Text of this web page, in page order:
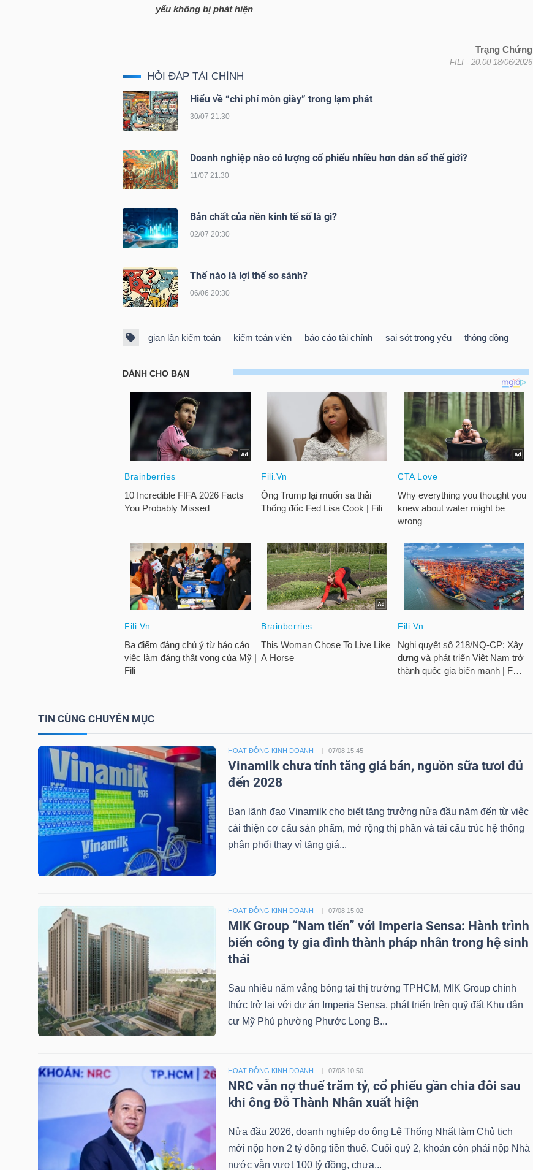
yếu không bị phát hiện
Trạng Chứng
FILI - 20:00 18/06/2026
HỎI ĐÁP TÀI CHÍNH
Hiểu về “chi phí mòn giày” trong lạm phát
30/07 21:30
Doanh nghiệp nào có lượng cổ phiếu nhiều hơn dân số thế giới?
11/07 21:30
Bản chất của nền kinh tế số là gì?
02/07 20:30
Thế nào là lợi thế so sánh?
06/06 20:30
gian lận kiểm toán kiểm toán viên báo cáo tài chính sai sót trọng yếu thông đồng
TIN CÙNG CHUYÊN MỤC
HOẠT ĐỘNG KINH DOANH 07/08 15:45
Vinamilk chưa tính tăng giá bán, nguồn sữa tươi đủ
đến 2028
Ban lãnh đạo Vinamilk cho biết tăng trưởng nửa đầu năm đến từ việc
cải thiện cơ cấu sản phẩm, mở rộng thị phần và tái cấu trúc hệ thống
phân phối thay vì tăng giá...
HOẠT ĐỘNG KINH DOANH 07/08 15:02
MIK Group “Nam tiến” với Imperia Sensa: Hành trình
biến công ty gia đình thành pháp nhân trong hệ sinh
thái
Sau nhiều năm vắng bóng tại thị trường TPHCM, MIK Group chính
thức trở lại với dự án Imperia Sensa, phát triển trên quỹ đất Khu dân
cư Mỹ Phú phường Phước Long B...
HOẠT ĐỘNG KINH DOANH 07/08 10:50
NRC vẫn nợ thuế trăm tỷ, cổ phiếu gần chia đôi sau
khi ông Đỗ Thành Nhân xuất hiện
Nửa đầu 2026, doanh nghiệp do ông Lê Thống Nhất làm Chủ tịch
mới nộp hơn 2 tỷ đồng tiền thuế. Cuối quý 2, khoản còn phải nộp Nhà
nước vẫn vượt 100 tỷ đồng, chưa...
SECTOR
NĂNG
LƯỢNG
NGUYÊN
CÔNG
NGHIỆP
DÙNG